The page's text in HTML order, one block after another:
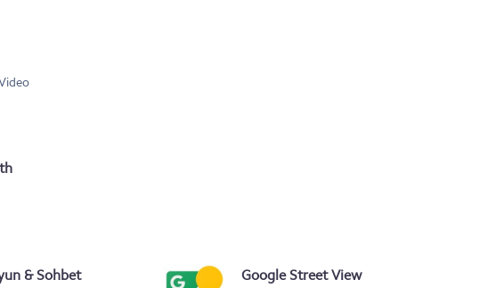
& Sohbet Google Street View